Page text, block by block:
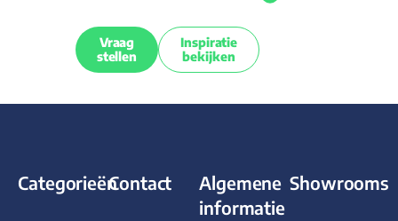
Vraag
stellen
Inspiratie
bekijken
CategorieënContact
Algemene
informatie
Showrooms